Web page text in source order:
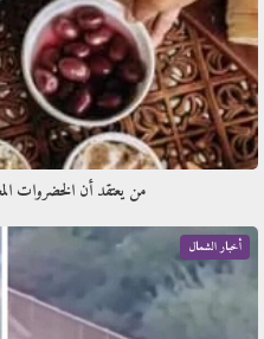
من يعتقد أن الخضروات
أخبار الشمال